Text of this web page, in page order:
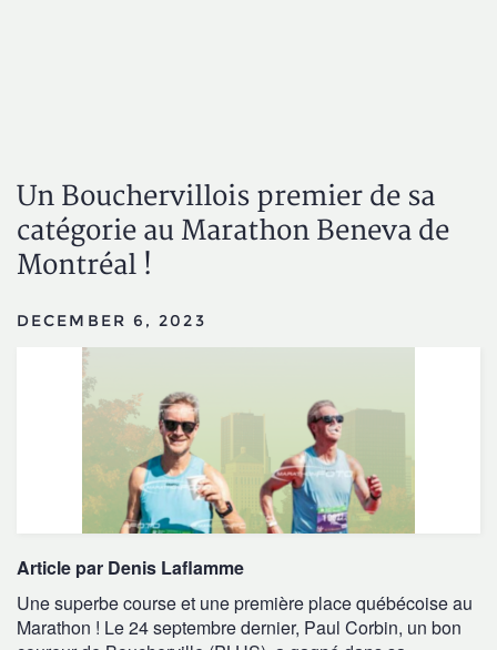
Un Bouchervillois premier de sa
catégorie au Marathon Beneva de
Montréal !
DECEMBER 6, 2023
Article par Denis Laflamme
Une superbe course et une première place québécoise au
Marathon ! Le 24 septembre dernier, Paul Corbin, un bon